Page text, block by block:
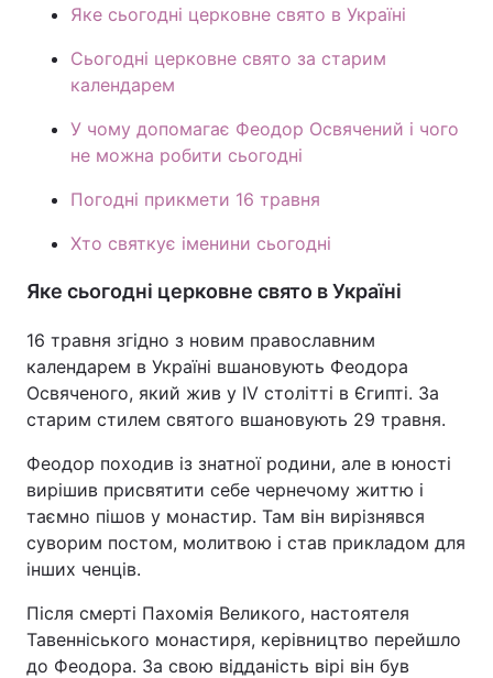
Яке сьогодні церковне свято в Україні
Сьогодні церковне свято за старим
календарем
У чому допомагає Феодор Освячений і чого
не можна робити сьогодні
Погодні прикмети 16 травня
Хто святкує іменини сьогодні
Яке сьогодні церковне свято в Україні
16 травня згідно з новим православним
календарем в Україні вшановують Феодора
Освяченого, який жив у IV столітті в Єгипті. За
старим стилем святого вшановують 29 травня.
Феодор походив із знатної родини, але в юності
вирішив присвятити себе чернечому життю і
таємно пішов у монастир. Там він вирізнявся
суворим постом, молитвою і став прикладом для
інших ченців.
Після смерті Пахомія Великого, настоятеля
Тавенніського монастиря, керівництво перейшло
до Феодора. За свою відданість вірі він був